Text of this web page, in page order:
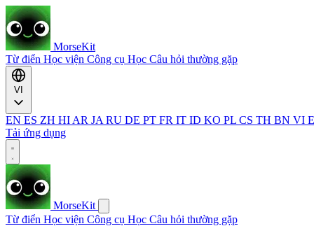
MorseKit
Từ điển Học viện Công cụ Học Câu hỏi thường gặp
EN ES ZH HI AR JA RU DE PT FR IT ID KO PL CS TH BN VI
Tải ứng dụng
MorseKit
Từ điển Học viện Công cụ Học Câu hỏi thường gặp